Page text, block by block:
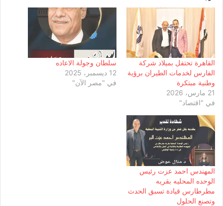
القاهرة تحتفل بميلاد شركة
الفارس لخدمات الطيران برؤية
وطنية مبتكرة
21 مارس، 2026
في "اقتصاد"
سلطان وجولة الاعاده
12 ديسمبر، 2025
في "مصر الآن"
المهندس احمد عزت رئيس
الوحده المحليه بقريه
مطرطارس قيادة تسبق الحدث
وتصنع الحلول